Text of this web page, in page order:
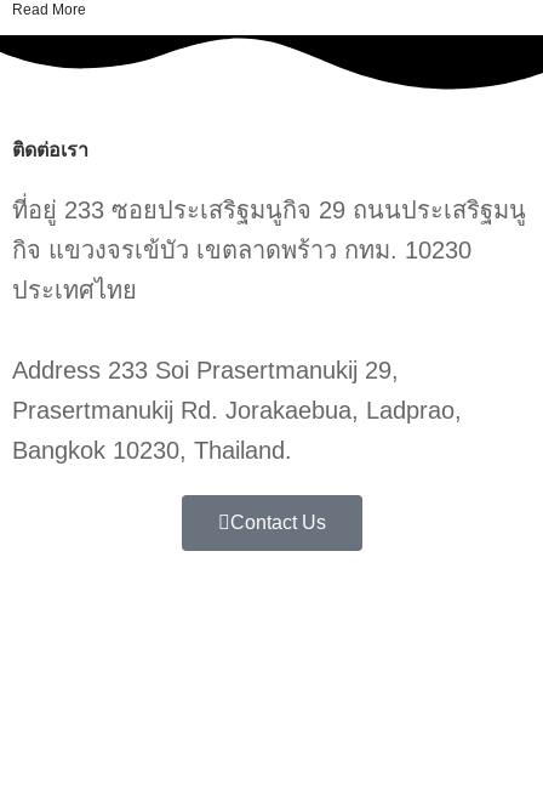
Read More
ติดต่อเรา
ที่อยู่ 233 ซอยประเสริฐมนูกิจ 29 ถนนประเสริฐมนู
กิจ แขวงจรเข้บัว เขตลาดพร้าว กทม. 10230
ประเทศไทย
Address 233 Soi Prasertmanukij 29,
Prasertmanukij Rd. Jorakaebua, Ladprao,
Bangkok 10230, Thailand.
Contact Us